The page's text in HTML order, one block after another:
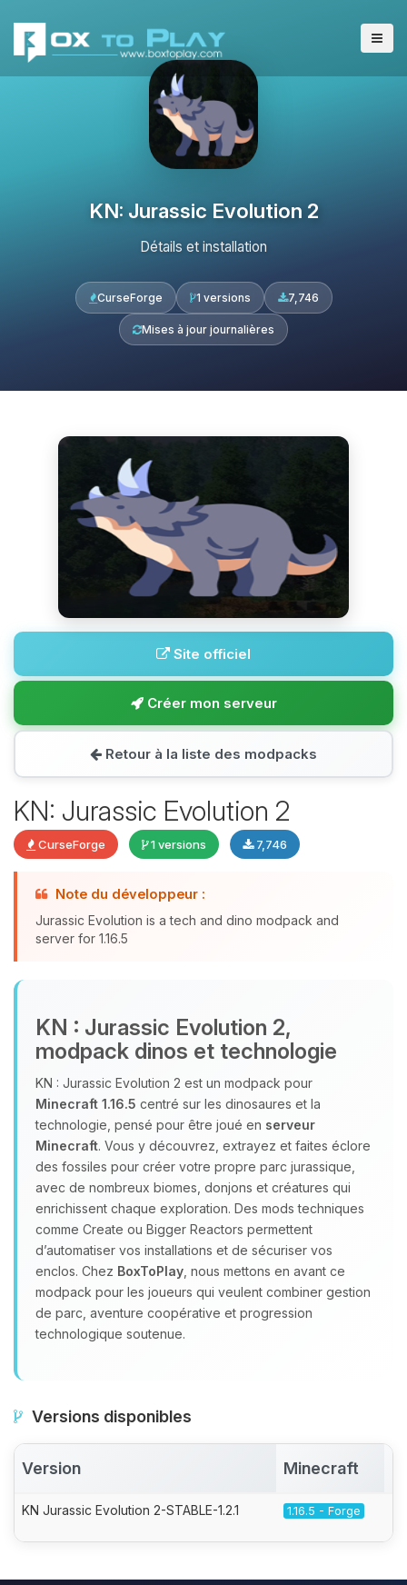
KN: Jurassic Evolution 2
Détails et installation
CurseForge 1 versions 7,746
Mises à jour journalières
Site officiel
Créer mon serveur
Retour à la liste des modpacks
KN: Jurassic Evolution 2
CurseForge 1 versions 7,746
Note du développeur :
Jurassic Evolution is a tech and dino modpack and
server for 1.16.5
KN : Jurassic Evolution 2,
modpack dinos et technologie
KN : Jurassic Evolution 2 est un modpack pour
Minecraft 1.16.5 centré sur les dinosaures et la
technologie, pensé pour être joué en serveur
Minecraft. Vous y découvrez, extrayez et faites éclore
des fossiles pour créer votre propre parc jurassique,
avec de nombreux biomes, donjons et créatures qui
enrichissent chaque exploration. Des mods techniques
comme Create ou Bigger Reactors permettent
d’automatiser vos installations et de sécuriser vos
enclos. Chez BoxToPlay , nous mettons en avant ce
modpack pour les joueurs qui veulent combiner gestion
de parc, aventure coopérative et progression
technologique soutenue.
Versions disponibles
Version Minecraft
KN Jurassic Evolution 2-STABLE-1.2.1 1.16.5 - Forge
Youpi, enfin quelqu’un pour me
parler ! Moi c’est Choupy, ton petit
assistant BoxToPlay. Dis-moi ce dont
tu as besoin et je vais remuer mes